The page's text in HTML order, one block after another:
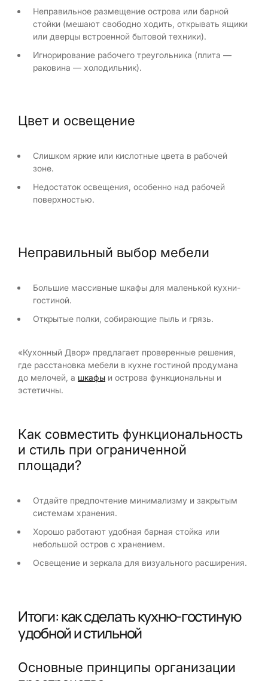
Неправильное размещение острова или барной
стойки (мешают свободно ходить, открывать ящики
или дверцы встроенной бытовой техники).
Игнорирование рабочего треугольника (плита —
раковина — холодильник).
Цвет и освещение
Слишком яркие или кислотные цвета в рабочей
зоне.
Недостаток освещения, особенно над рабочей
поверхностью.
Неправильный выбор мебели
Большие массивные шкафы для маленькой кухни-
гостиной.
Открытые полки, собирающие пыль и грязь.
«Кухонный Двор» предлагает проверенные решения,
где расстановка мебели в кухне гостиной продумана
до мелочей, а шкафы и острова функциональны и
эстетичны.
Как совместить функциональность
и стиль при ограниченной
площади?
Отдайте предпочтение минимализму и закрытым
системам хранения.
Хорошо работают удобная барная стойка или
небольшой остров с хранением.
Освещение и зеркала для визуального расширения.
Итоги: как сделать кухню-гостиную
удобной и стильной
Основные принципы организации